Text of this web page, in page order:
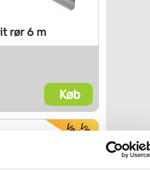
rør 6 m
Køb